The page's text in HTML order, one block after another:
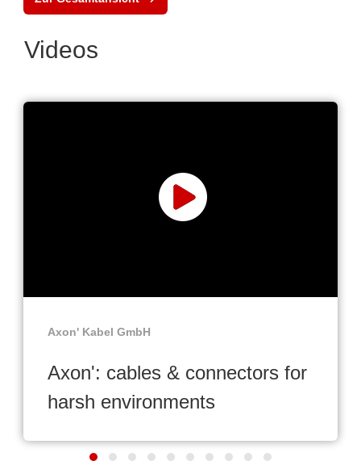
Videos
Axon' Kabel GmbH
Axon': cables & connectors for
harsh environments